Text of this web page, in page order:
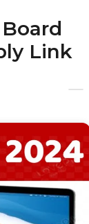
Board
Link